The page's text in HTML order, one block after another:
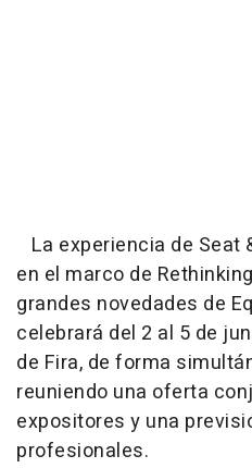
La experiencia de Seat
en el marco de
grandes novedades de
celebrará del 2 al 5 de
de Fira, de forma
reuniendo una oferta
expositores y una
profesionales.